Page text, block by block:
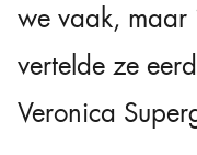
we vaak, maar
vertelde ze
Veronica